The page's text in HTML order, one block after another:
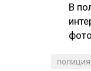
В
полиция